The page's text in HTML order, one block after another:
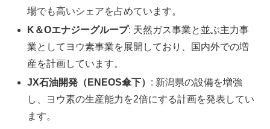
場でも高いシェアを占めています。
K＆Oエナジーグループ: 天然ガス事業と並ぶ主力事
業としてヨウ素事業を展開しており、国内外での増
産を計画しています。
JX石油開発（ENEOS傘下） : 新潟県の設備を増強
し、ヨウ素の生産能力を2倍にする計画を発表してい
ます。